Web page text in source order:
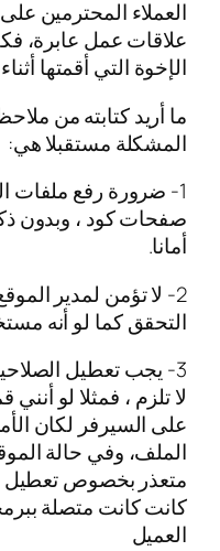
العملاء المحترمين
علاقات عمل عابرة،
الإخوة التي أقمتها
ما أريد كتابته من
المشكلة مستقبلا هي:
صفحات كود ، وبدون
أمانا.
2- لا تؤمن لمدير
التحقق كما لو أنه
3- يجب تعطيل
على السيرفر لكان
الملف، وفي حالة
العميل